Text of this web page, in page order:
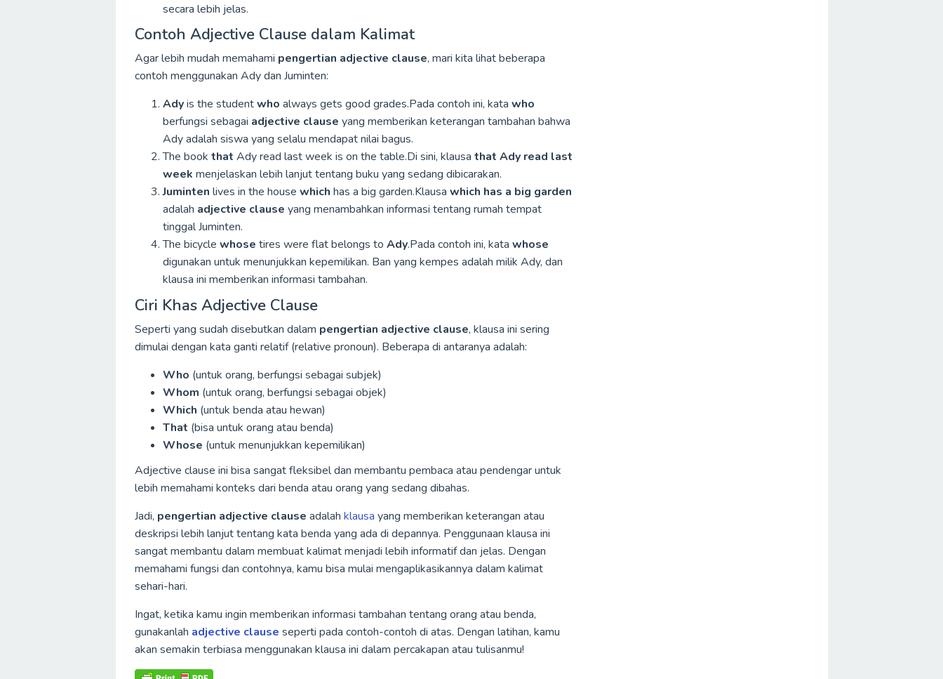
secara lebih jelas.
Contoh Adjective Clause dalam Kalimat
Agar lebih mudah memahami pengertian adjective clause, mari kita lihat beberapa
contoh menggunakan Ady dan Juminten:
Adyis the studentwho always gets good grades.Pada contoh ini, kata who
berfungsi sebagai adjective clause yang memberikan keterangan tambahan bahwa
Ady adalah siswa yang selalu mendapat nilai bagus.
The book that Ady read last week is on the table.Di sini, klausa that Ady read last
week menjelaskan lebih lanjut tentang buku yang sedang dibicarakan.
Juminten lives in the house which has a big garden.Klausa which has a big garden
adalah adjective clause yang menambahkan informasi tentang rumah tempat
tinggal Juminten.
The bicycle whose tires were flat belongs to Ady.Pada contoh ini, kata whose
digunakan untuk menunjukkan kepemilikan. Ban yang kempes adalah milik Ady, dan
klausa ini memberikan informasi tambahan.
Ciri Khas Adjective Clause
Seperti yang sudah disebutkan dalam pengertian adjective clause, klausa ini sering
dimulai dengan kata ganti relatif (relative pronoun). Beberapa di antaranya adalah:
Who (untuk orang, berfungsi sebagai subjek)
Whom (untuk orang, berfungsi sebagai objek)
Which (untuk benda atau hewan)
That (bisa untuk orang atau benda)
Whose (untuk menunjukkan kepemilikan)
Adjective clause ini bisa sangat fleksibel dan membantu pembaca atau pendengar untuk
lebih memahami konteks dari benda atau orang yang sedang dibahas.
Jadi, pengertian adjective clause adalah klausa yang memberikan keterangan atau
deskripsi lebih lanjut tentang kata benda yang ada di depannya. Penggunaan klausa ini
sangat membantu dalam membuat kalimat menjadi lebih informatif dan jelas. Dengan
memahami fungsi dan contohnya, kamu bisa mulai mengaplikasikannya dalam kalimat
sehari-hari.
Ingat, ketika kamu ingin memberikan informasi tambahan tentang orang atau benda,
gunakanlah adjective clause seperti pada contoh-contoh di atas. Dengan latihan, kamu
akan semakin terbiasa menggunakan klausa ini dalam percakapan atau tulisanmu!